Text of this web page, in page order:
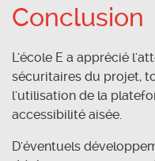
Conclusion
L'école E a apprécié
sécuritaires du projet,
l'utilisation de la
accessibilité aisée.
D'éventuels